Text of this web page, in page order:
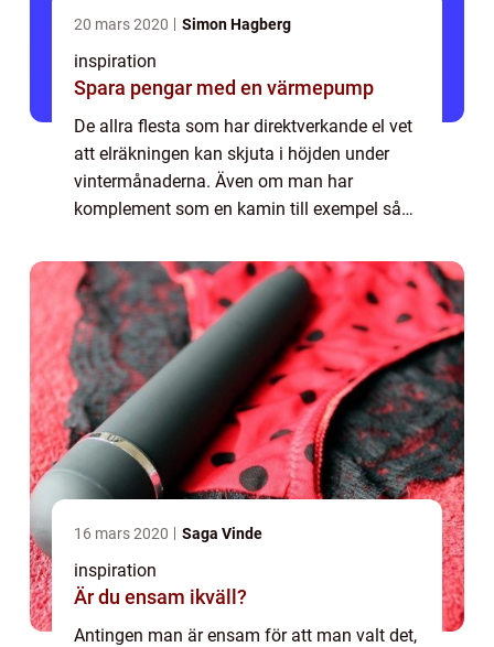
20 mars 2020 Simon Hagberg
inspiration
Spara pengar med en värmepump
De allra flesta som har direktverkande el vet
att elräkningen kan skjuta i höjden under
vintermånaderna. Även om man har
komplement som en kamin till exempel så
värmebehovet när det blir riktigt kallt.
Dessut...
16 mars 2020 Saga Vinde
inspiration
Är du ensam ikväll?
Antingen man är ensam för att man valt det,